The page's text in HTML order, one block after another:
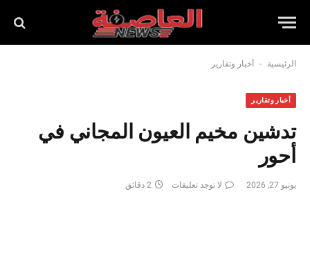
الرئيسية - أخبار وتقارير
أخبار وتقارير
تدشين مخيم العيون المجاني في
أحور
يونيو 27, 2026 لا توجد تعليقات 2 دقائق